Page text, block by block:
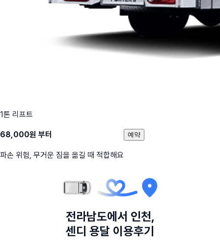
1톤 리프트
68,000원 부터
파손 위험, 무거운 짐을 옮길 때 적합해요
예약
전라남도에서 인천,
센디 용달 이용후기